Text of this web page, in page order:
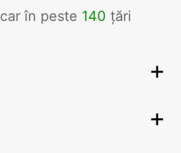
în peste 140 țări